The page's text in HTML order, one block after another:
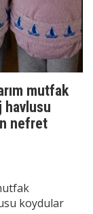
mutfak
havlusu
nefret
koydular